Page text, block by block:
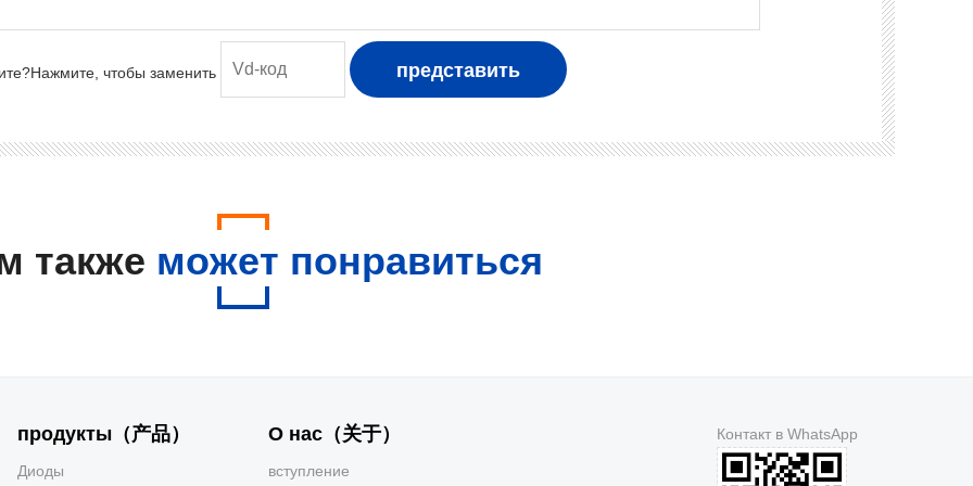
также может понравиться
продукты（产品）
Диоды
О нас（关于）
вступление
Контакт в WhatsApp